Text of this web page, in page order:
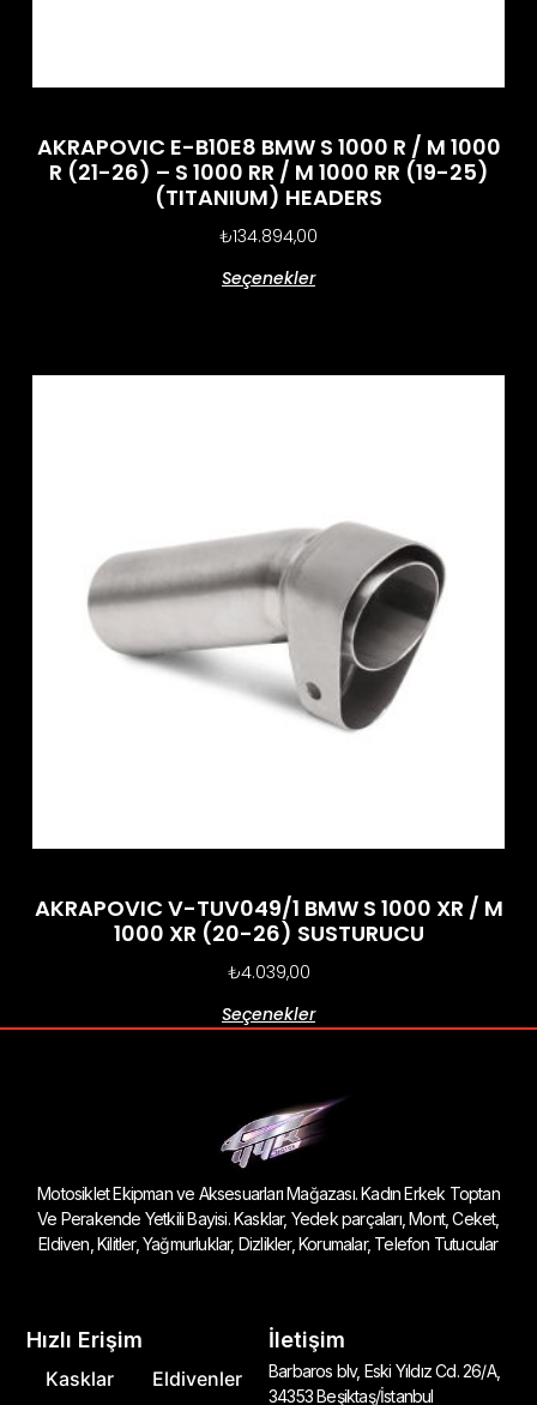
AKRAPOVIC E-B10E8 BMW S 1000 R / M 1000
R (21-26) – S 1000 RR / M 1000 RR (19-25)
(TITANIUM) HEADERS
₺134.894,00
Seçenekler
AKRAPOVIC V-TUV049/1 BMW S 1000 XR / M
1000 XR (20-26) SUSTURUCU
₺4.039,00
Seçenekler
Motosiklet Ekipman ve Aksesuarları Mağazası. Kadın Erkek Toptan
Ve Perakende Yetkili Bayisi. Kasklar, Yedek parçaları, Mont, Ceket,
Eldiven, Kilitler, Yağmurluklar, Dizlikler, Korumalar, Telefon Tutucular
Hızlı Erişim
Kasklar Eldivenler
İletişim
Barbaros blv, Eski Yıldız Cd. 26/A,
34353 Beşiktaş/İstanbul